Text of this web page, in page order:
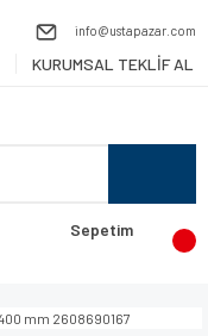
info@ustapazar.com
KURUMSAL TEKLİF AL
Sepetim